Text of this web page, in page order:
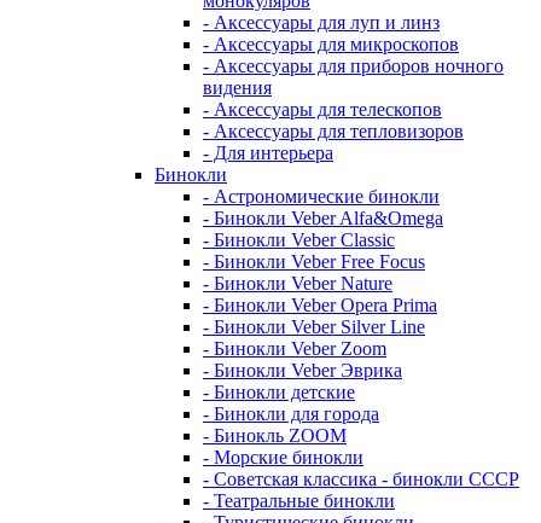
- Аксессуары для луп и линз
- Аксессуары для микроскопов
- Аксессуары для приборов ночного
видения
- Аксессуары для телескопов
- Аксессуары для тепловизоров
- Для интерьера
Бинокли
- Астрономические бинокли
- Бинокли Veber Alfa&Omega
- Бинокли Veber Classic
- Бинокли Veber Free Focus
- Бинокли Veber Nature
- Бинокли Veber Opera Prima
- Бинокли Veber Silver Line
- Бинокли Veber Zoom
- Бинокли Veber Эврика
- Бинокли детские
- Бинокли для города
- Бинокль ZOOM
- Морские бинокли
- Советская классика - бинокли СССР
- Театральные бинокли